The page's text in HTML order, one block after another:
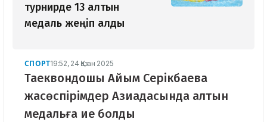
турнирде 13 алтын
медаль жеңіп алды
СПОРТ19:52, 24 Қазан 2025
Таеквондошы Айым Серікбаева
жасөспірімдер Азиадасында алтын
медальға ие болды